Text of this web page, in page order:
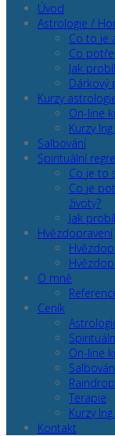
Úvod
Astrologie /
Co to je
Co
Jak
Dárkový
Kurzy
On-line
Kurzy
Salbování
Spirituální
Co je to
Co je
životy?
Jak
Hvězdopravení
O mně
Ceník
On-line
Terapie
Kurzy
Kontakt